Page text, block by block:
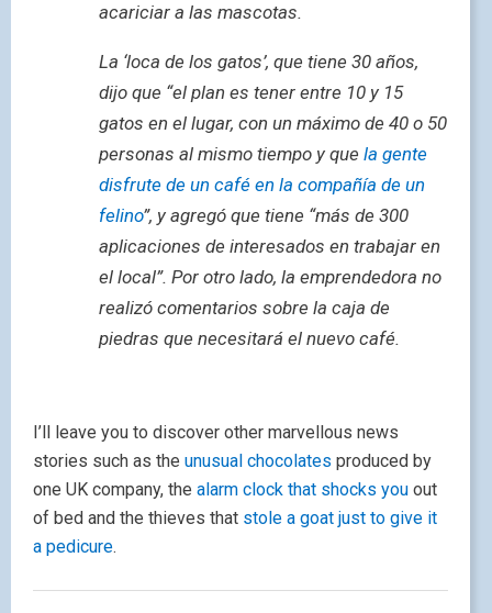
acariciar a las mascotas.
La ‘loca de los gatos’, que tiene 30 años,
dijo que “el plan es tener entre 10 y 15
gatos en el lugar, con un máximo de 40 o 50
personas al mismo tiempo y que la gente
disfrute de un café en la compañía de un
felino”, y agregó que tiene “más de 300
aplicaciones de interesados en trabajar en
el local”. Por otro lado, la emprendedora no
realizó comentarios sobre la caja de
piedras que necesitará el nuevo café.
I’ll leave you to discover other marvellous news
stories such as the unusual chocolates produced by
one UK company, the alarm clock that shocks you out
of bed and the thieves that stole a goat just to give it
a pedicure.